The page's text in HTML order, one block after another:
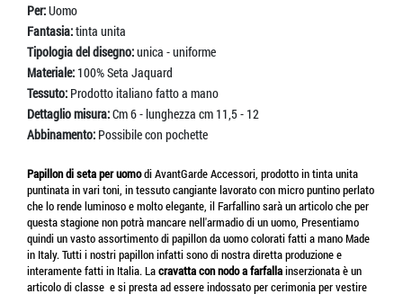
Per:Uomo
Fantasia:tinta unita
Tipologia del disegno:unica - uniforme
Materiale: 100% Seta Jaquard
Tessuto: Prodotto italiano fatto a mano
Dettaglio misura:Cm 6 - lunghezza cm 11,5 - 12
Abbinamento: Possibile con pochette
Papillon di seta per uomodi AvantGarde Accessori, prodotto in tinta unita
puntinata in vari toni, in tessuto cangiante lavorato con micro puntino perlato
che lo rende luminoso e molto elegante, il Farfallino sarà un articolo che per
questa stagione non potrà mancare nell'armadio di un uomo, Presentiamo
quindi un vasto assortimento di papillon da uomo colorati fatti a mano Made
in Italy. Tutti i nostri papillon infatti sono di nostra diretta produzione e
interamente fatti in Italia. Lacravatta con nodo a farfallainserzionata è un
articolo di classe e si presta ad essere indossato per cerimonia per vestire